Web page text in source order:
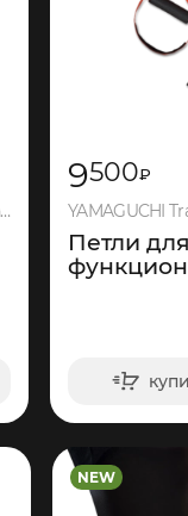
YAMAGUCHI Therapy Massage Gun Mini 2
9500₽
YAMAGUCHI
Петли для
в
NEW